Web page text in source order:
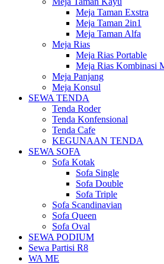
Meja Taman Exstra
Meja Taman 2in1
Meja Taman Alfa
Meja Rias
Meja Rias Portable
Meja Rias Kombinasi
Meja Panjang
Meja Konsul
SEWA TENDA
Tenda Roder
Tenda Konfensional
Tenda Cafe
KEGUNAAN TENDA
SEWA SOFA
Sofa Kotak
Sofa Single
Sofa Double
Sofa Triple
Sofa Scandinavian
Sofa Queen
Sofa Oval
SEWA PODIUM
Sewa Partisi R8
WA ME